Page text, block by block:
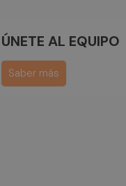
ÚNETE AL EQUIPO
Saber más